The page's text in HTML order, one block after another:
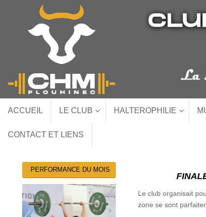
ACCUEIL LE CLUB HALTEROPHILIE
CONTACT ET LIENS
Le club organisait
zone se sont
PERFORMANCE DU MOIS